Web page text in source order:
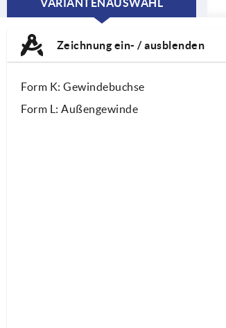
VARIANTENAUSWAHL
CURRENT
Zeichnung ein- / ausblenden
Form K: Gewindebuchse
Form L: Außengewinde